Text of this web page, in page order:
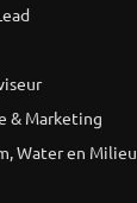
& Marketing
Water en Milieu